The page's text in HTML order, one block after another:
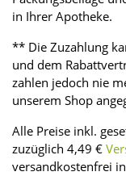
in Ihrer Apotheke.
** Die Zuzahlung
und dem
zahlen jedoch nie
unserem Shop
Alle Preise inkl.
zuzüglich 4,49 €
versandkostenfrei